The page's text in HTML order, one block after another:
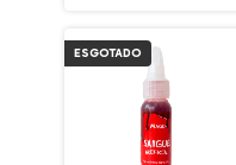
ESGOTADO